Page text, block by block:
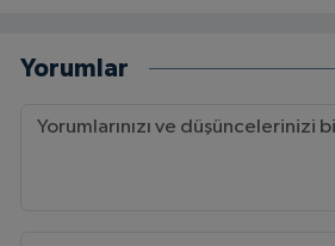
Yorumlar